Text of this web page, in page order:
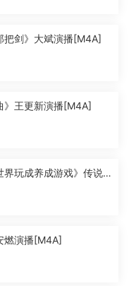
把剑》大斌演播[M4A]
》王更新演播[M4A]
界玩成养成游戏》传说
燃演播[M4A]